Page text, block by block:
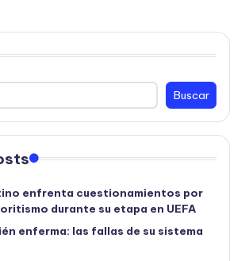
Buscar
enfrenta cuestionamientos por
durante su etapa en UEFA
enferma: las fallas de su sistema